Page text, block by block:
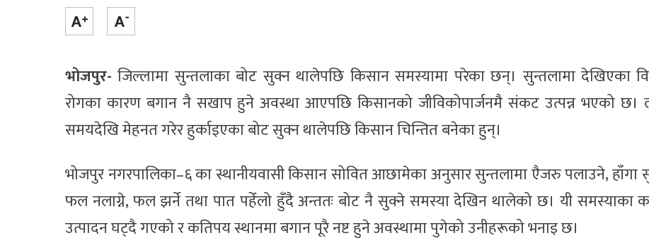
भोजपुर- जिल्लामा सुन्तलाका बोट सुक्न थालेपछि किसान समस्यामा परेका छन्। सुन्तलामा देखिएका
रोगका कारण बगान नै सखाप हुने अवस्था आएपछि किसानको जीविकोपार्जनमै संकट उत्पन्न भएको छ।
समयदेखि मेहनत गरेर हुर्काइएका बोट सुक्न थालेपछि किसान चिन्तित बनेका हुन्।
भोजपुर नगरपालिका–६ का स्थानीयवासी किसान सोवित आछामेका अनुसार सुन्तलामा एैजरु पलाउने, हाँगा
फल नलाग्ने, फल झर्ने तथा पात पहेँलो हुँदै अन्ततः बोट नै सुक्ने समस्या देखिन थालेको छ। यी समस्याका
उत्पादन घट्दै गएको र कतिपय स्थानमा बगान पूरै नष्ट हुने अवस्थामा पुगेको उनीहरूको भनाइ छ।